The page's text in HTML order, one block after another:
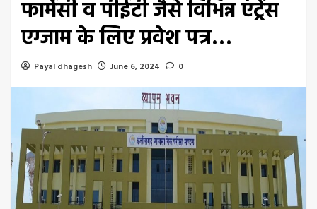
फार्मेसी व पीईटी जैसे विभिन्न एंट्रेंस
एग्जाम के लिए प्रवेश पत्र…
Payal dhagesh June 6, 2024 0